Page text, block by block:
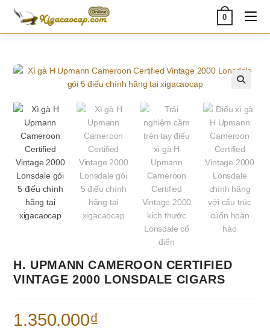
Skip
content
0
H. UPMANN CAMEROON CERTIFIED
VINTAGE 2000 LONSDALE CIGARS
1.350.000₫